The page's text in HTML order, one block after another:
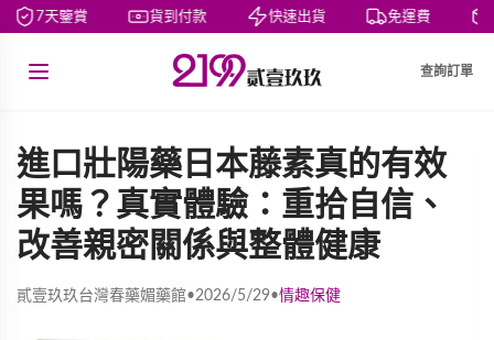
7天鑒賞 貨到付款 快速出貨 免運費 私
查詢訂單
進口壯陽藥日本藤素真的有效
果嗎？真實體驗：重拾自信、
改善親密關係與整體健康
貳壹玖玖台灣春藥媚藥館•2026/5/29•情趣保健